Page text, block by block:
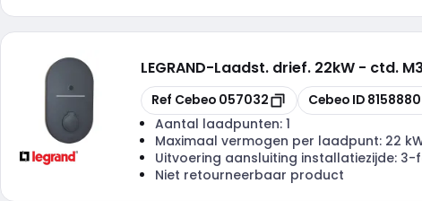
LEGRAND-Laadst. drief. 22kW - ctd.
Kopiëren
Ref Cebeo 057032 Kopiëren
Cebeo ID 8158880
Aantal laadpunten: 1
Maximaal vermogen per laadpunt: 22
Uitvoering aansluiting installatiezijde: 3-
Niet retourneerbaar product